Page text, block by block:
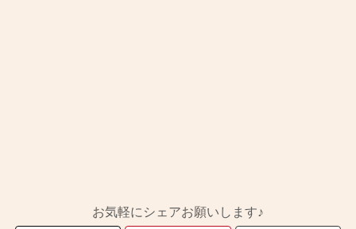
お気軽にシェアお願いします♪